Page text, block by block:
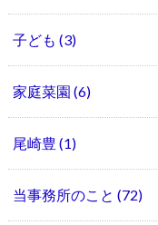
子ども (3)
家庭菜園 (6)
尾崎豊 (1)
当事務所のこと (72)